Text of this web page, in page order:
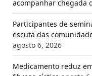
acompanhar chegada
Participantes de
escuta das
agosto 6, 2026
Medicamento reduz